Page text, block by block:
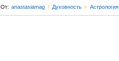
От: anastasiamag l Духовность > Астрология